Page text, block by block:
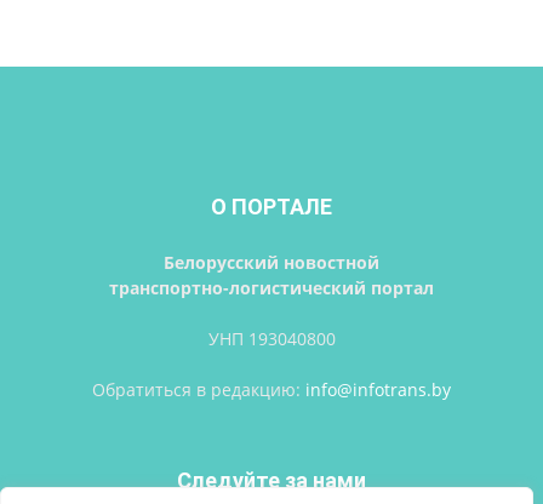
О ПОРТАЛЕ
Белорусский новостной
транспортно-логистический портал
УНП 193040800
Обратиться в редакцию: info@infotrans.bу
Следуйте за нами